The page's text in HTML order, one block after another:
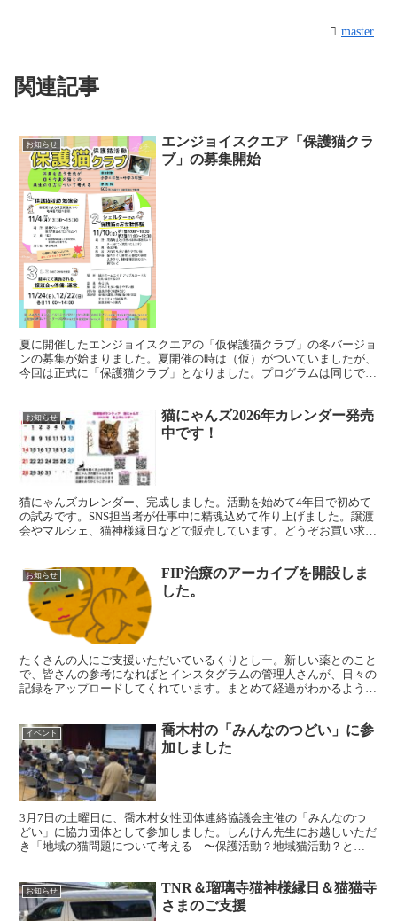
master
関連記事
お知らせ
エンジョイスクエア「保護猫クラ
ブ」の募集開始
夏に開催したエンジョイスクエアの「仮保護猫クラブ」の冬バージョ
ンの募集が始まりました。夏開催の時は（仮）がついていましたが、
今回は正式に「保護猫クラブ」となりました。プログラムは同じで、
お知らせ
猫にゃんズ2026年カレンダー発売
中です！
猫にゃんズカレンダー、完成しました。活動を始めて4年目で初めて
の試みです。SNS担当者が仕事中に精魂込めて作り上げました。譲渡
会やマルシェ、猫神様縁日などで販売しています。どうぞお買い求め
お知らせ
FIP治療のアーカイブを開設しま
した。
たくさんの人にご支援いただいているくりとしー。新しい薬とのこと
で、皆さんの参考になればとインスタグラムの管理人さんが、日々の
記録をアップロードしてくれています。まとめて経過がわかるように
イベント
喬木村の「みんなのつどい」に参
加しました
3月7日の土曜日に、喬木村女性団体連絡協議会主催の「みんなのつ
どい」に協力団体として参加しました。しんけん先生にお越しいただ
き「地域の猫問題について考える 〜保護活動？地域猫活動？と
お知らせ
TNR＆瑠璃寺猫神様縁日＆猫猫寺
さまのご支援